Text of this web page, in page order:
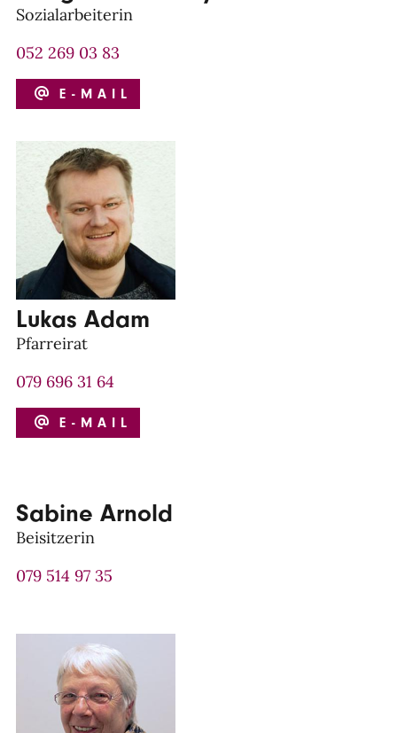
Sozialarbeiterin
052 269 03 83
E-MAIL
Lukas Adam
Pfarreirat
079 696 31 64
E-MAIL
Sabine Arnold
Beisitzerin
079 514 97 35